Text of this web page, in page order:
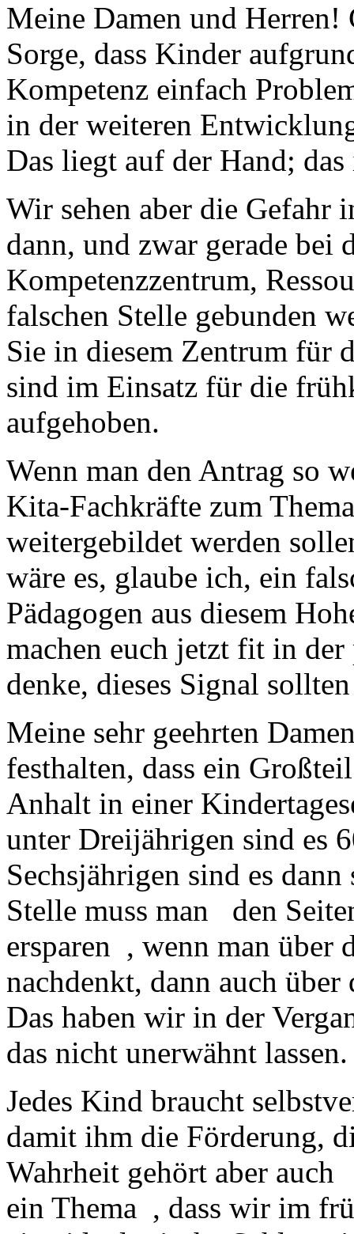
Meine Damen und
Sorge, dass Kinder
Kompetenz einfach
in der weiteren
Das liegt auf der Hand;
Wir sehen aber die Gefahr
dann, und zwar gerade bei
Kompetenzzentrum,
falschen Stelle gebunden
Sie in diesem Zentrum für
sind im Einsatz für die
aufgehoben.
Wenn man den Antrag so
Kita-Fachkräfte zum
weitergebildet werden
wäre es, glaube ich, ein
Pädagogen aus diesem
machen euch jetzt fit in
denke, dieses Signal
Meine sehr geehrten
festhalten, dass ein
Anhalt in einer
unter Dreijährigen sind es
Sechsjährigen sind es
Stelle muss man den
ersparen , wenn man über
nachdenkt, dann auch über
Das haben wir in der
das nicht unerwähnt lassen.
Jedes Kind braucht
damit ihm die Förderung,
Wahrheit gehört aber
ein Thema , dass wir im